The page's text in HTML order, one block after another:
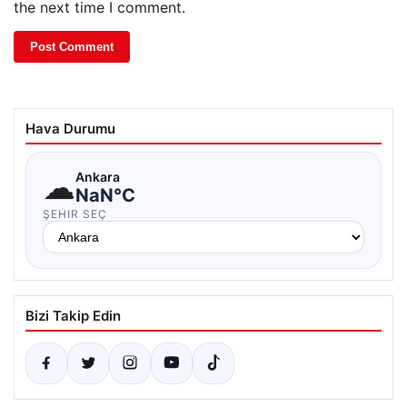
the next time I comment.
Hava Durumu
☁Ankara
NaN°C
ŞEHIR SEÇ
Bizi Takip Edin